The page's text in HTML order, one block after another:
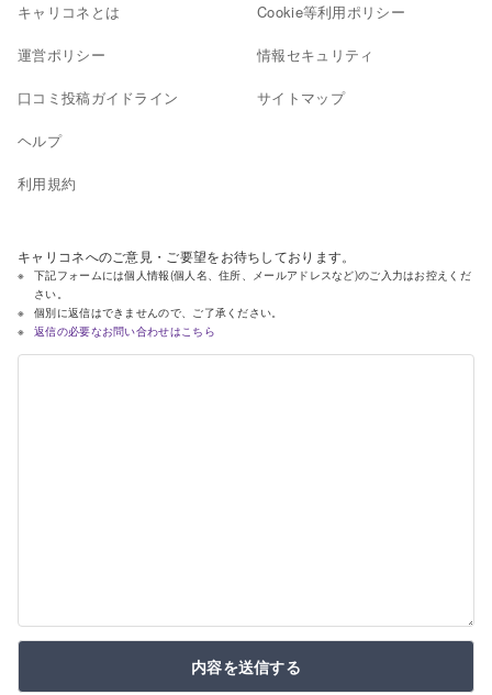
キャリコネとは
運営ポリシー
口コミ投稿ガイドライン
ヘルプ
利用規約
Cookie等利用ポリシー
情報セキュリティ
サイトマップ
キャリコネへのご意見・ご要望をお待ちしております。
下記フォームには個人情報(個人名、住所、メールアドレスなど)のご入力はお控えくだ
さい。
個別に返信はできませんので、ご了承ください。
返信の必要なお問い合わせはこちら
内容を送信する